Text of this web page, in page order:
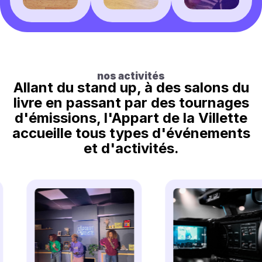
nos activités
Allant du stand up, à des salons du
livre en passant par des tournages
d'émissions, l'Appart de la Villette
accueille tous types d'événements